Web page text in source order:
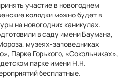
участие в новогоднем
колядки можно будет в
на новогодних каникулах.
в саду имени Баумана,
музеях-заповедниках
Парке Горького, «Сокольниках»,
парке имени Н.Н.
бесплатные.